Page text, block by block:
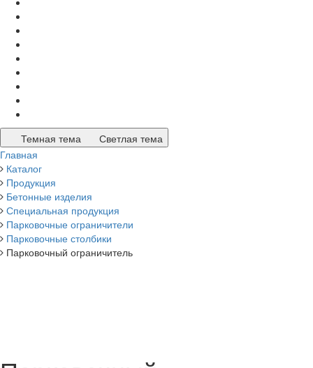
Темная тема
Светлая тема
Главная
Каталог
Продукция
Бетонные изделия
Специальная продукция
Парковочные ограничители
Парковочные столбики
Парковочный ограничитель